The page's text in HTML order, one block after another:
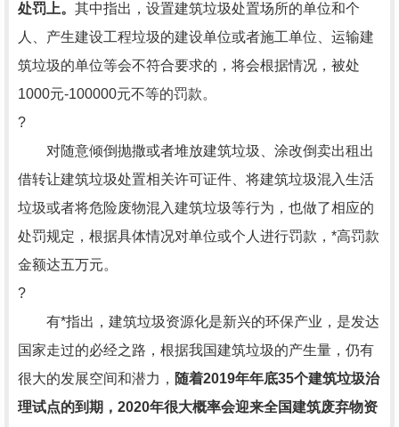
处罚上。 其中指出，设置建筑垃圾处置场所的单位和个
人、产生建设工程垃圾的建设单位或者施工单位、运输建
筑垃圾的单位等会不符合要求的，将会根据情况，被处
1000元-100000元不等的罚款。
?
对随意倾倒抛撒或者堆放建筑垃圾、涂改倒卖出租出
借转让建筑垃圾处置相关许可证件、将建筑垃圾混入生活
垃圾或者将危险废物混入建筑垃圾等行为，也做了相应的
处罚规定，根据具体情况对单位或个人进行罚款，*高罚款
金额达五万元。
?
有*指出，建筑垃圾资源化是新兴的环保产业，是发达
国家走过的必经之路，根据我国建筑垃圾的产生量，仍有
很大的发展空间和潜力， 随着2019年年底35个建筑垃圾治
理试点的到期，2020年很大概率会迎来全国建筑废弃物资